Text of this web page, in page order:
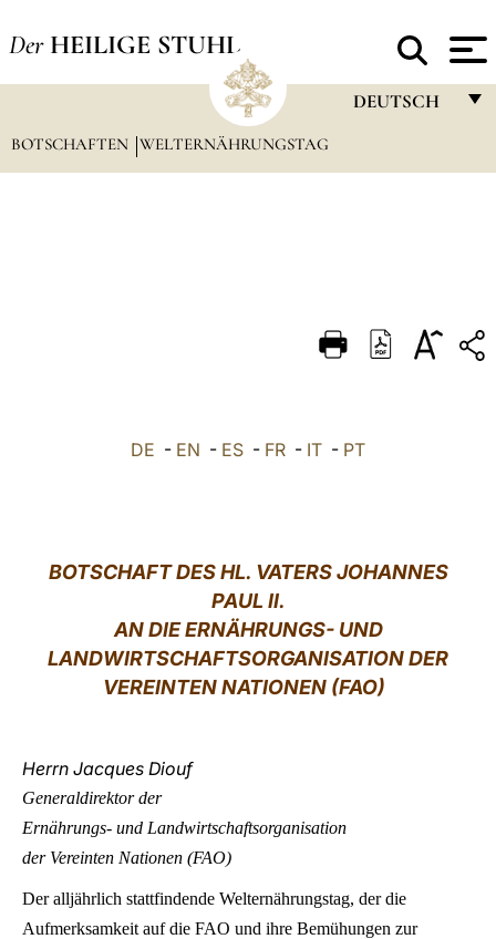
Der HEILIGE STUHL
DEUTSCH
DEUTSCH
العربيّة
BOTSCHAFTEN WELTERNÄHRUNGSTAG
DE - EN - ES - FR - IT - PT
BOTSCHAFT DES HL. VATERS JOHANNES
PAUL II.
AN DIE ERNÄHRUNGS- UND
LANDWIRTSCHAFTSORGANISATION DER
VEREINTEN NATIONEN (FAO)
Herrn Jacques Diouf
Generaldirektor der
Ernährungs- und Landwirtschaftsorganisation
der Vereinten Nationen (FAO)
Der alljährlich stattfindende Welternährungstag, der die
Aufmerksamkeit auf die FAO und ihre Bemühungen zur